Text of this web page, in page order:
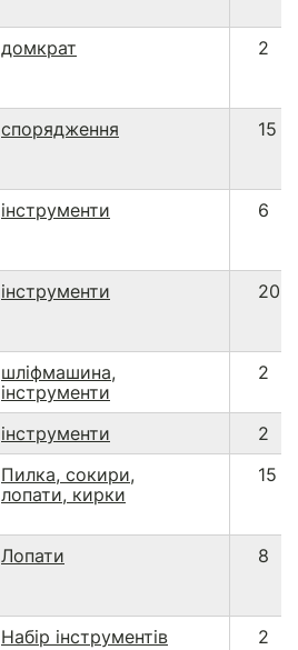
домкрат 2
спорядження 15
інструменти 6
інструменти 20
шліфмашина,
інструменти
2
інструменти
2
Пилка, сокири,
лопати, кирки
15
Лопати 8
Набір інструментів 2